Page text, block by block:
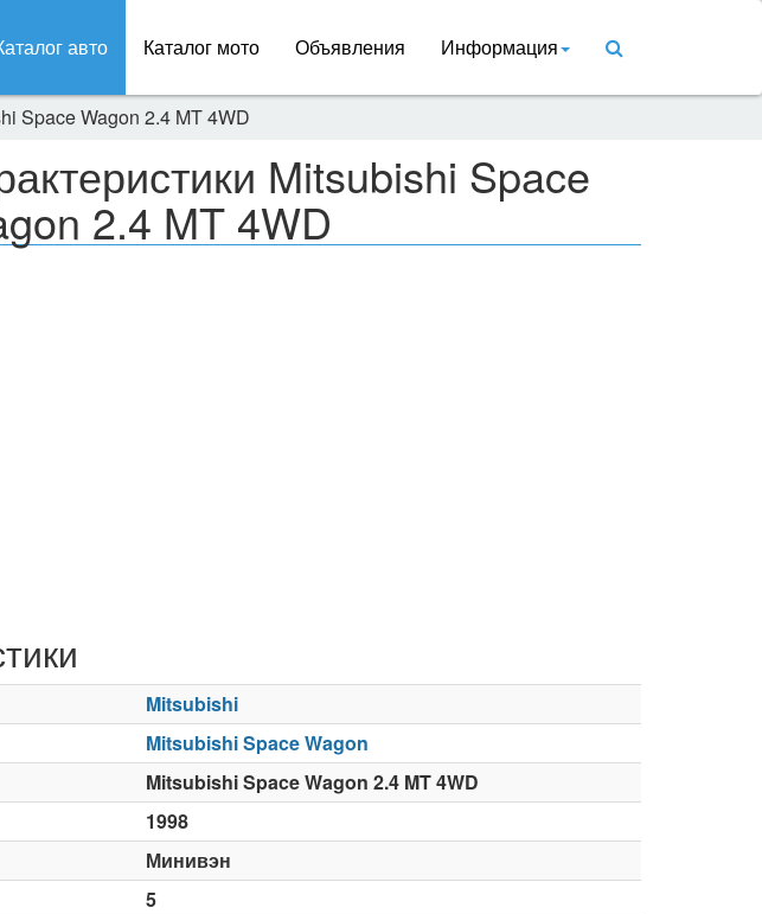
авто Каталог мото Объявления Информация
Space Wagon 2.4 MT 4WD
Mitsubishi Space
2.4 MT 4WD
Mitsubishi
Mitsubishi Space Wagon
Mitsubishi Space Wagon 2.4 MT 4WD
1998
Минивэн
5